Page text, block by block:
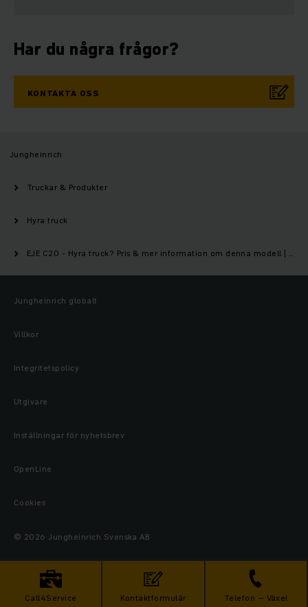
Call4Service Kontaktformulär Telefon – Växel
Har du några frågor?
KONTAKTA OSS
Jungheinrich
Truckar & Produkter
Hyra truck
EJE C20 - Hyra truck? Pris & mer information om denna modell | Jungheinrich
Jungheinrich globalt
Villkor
Integritetspolicy
Utgivare
Inställningar för nyhetsbrev
OpenLine
Cookies
© 2026 Jungheinrich Svenska AB